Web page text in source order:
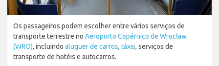
Os passageiros podem escolher entre vários serviços de
transporte terrestre no Aeroporto Copérnico de Wrocław
(WRO), incluindo aluguer de carros, táxis, serviços de
transporte de hotéis e autocarros.